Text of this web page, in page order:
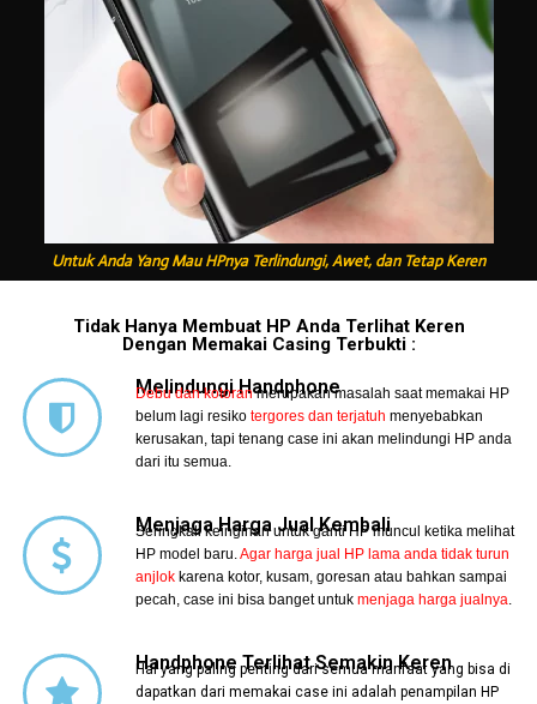
Untuk Anda Yang Mau HPnya Terlindungi, Awet, dan Tetap Keren
Tidak Hanya Membuat HP Anda Terlihat Keren
Dengan Memakai Casing Terbukti :
Melindungi Handphone
Debu dan kotoran merupakan masalah saat memakai HP
belum lagi resiko tergores dan terjatuh menyebabkan
kerusakan, tapi tenang case ini akan melindungi HP anda
dari itu semua.
Menjaga Harga Jual Kembali
Seringkali keinginan untuk ganti HP muncul ketika melihat
HP model baru.Agar harga jual HP lama anda tidak turun
anjlok karena kotor, kusam, goresan atau bahkan sampai
pecah, case ini bisa banget untukmenjaga harga jualnya.
Handphone Terlihat Semakin Keren
Hal yang paling penting dari semua manfaat yang bisa di
dapatkan dari memakai case ini adalah penampilan HP